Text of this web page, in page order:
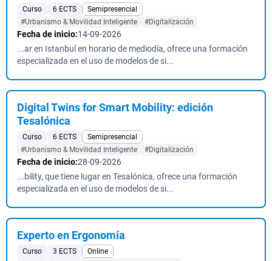
Curso 6 ECTS
Semipresencial
#Urbanismo & Movilidad Inteligente
#Digitalización
Fecha de inicio:14-09-2026
...ar en Istanbul en horario de mediodía, ofrece una formación
especializada en el uso de modelos de si...
Digital Twins for Smart Mobility: edición
Tesalónica
Curso 6 ECTS
Semipresencial
#Urbanismo & Movilidad Inteligente
#Digitalización
Fecha de inicio:28-09-2026
...bility, que tiene lugar en Tesalónica, ofrece una formación
especializada en el uso de modelos de si...
Experto en Ergonomía
Curso 3 ECTS
Online